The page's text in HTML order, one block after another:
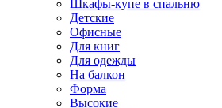
Шкафы-купе в спальню
Детские
Офисные
Для книг
Для одежды
На балкон
Форма
Высокие